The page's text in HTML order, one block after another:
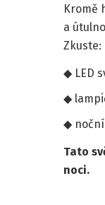
Kromě
a
Zkuste:
LED
Tato
noci.